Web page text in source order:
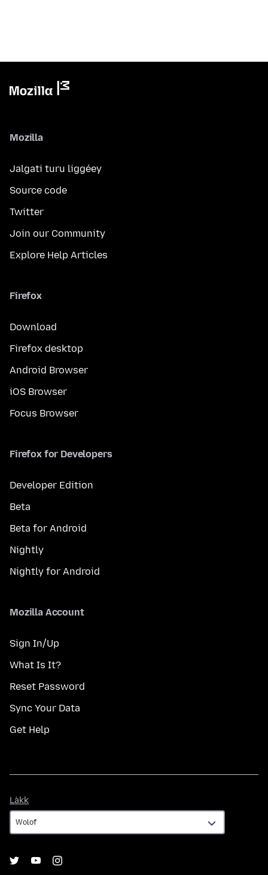
Mozilla
Jalgati turu liggéey
Source code
Twitter
Join our Community
Explore Help Articles
Firefox
Download
Firefox desktop
Android Browser
iOS Browser
Focus Browser
Firefox for Developers
Developer Edition
Beta
Beta for Android
Nightly
Nightly for Android
Mozilla Account
Sign In/Up
What Is It?
Reset Password
Sync Your Data
Get Help
Làkk